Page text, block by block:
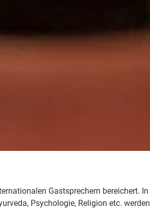
Gastsprechern bereichert. In
Psychologie, Religion etc. werden